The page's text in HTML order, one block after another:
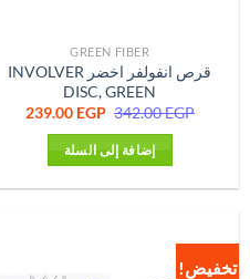
GREEN FIBER
قرص انفولفر اخضر INVOLVER
DISC, GREEN
342.00EGP
السعر
هو:
342.00 EGP.
239.00 EGP
إضافة إلى السلة
تخفيض!